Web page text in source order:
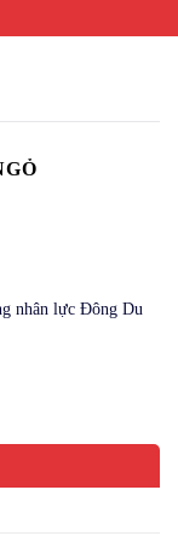
nhân lực Đông Du